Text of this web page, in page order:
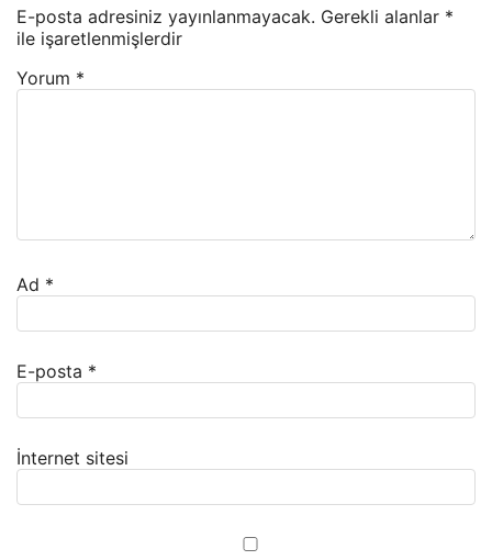
E-posta adresiniz yayınlanmayacak. Gerekli alanlar *
ile işaretlenmişlerdir
Yorum *
Ad *
E-posta *
İnternet sitesi